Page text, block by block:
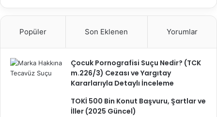
Popüler Son Eklenen Yorumlar
Çocuk Pornografisi Suçu Nedir? (TCK
m.226/3) Cezası ve Yargıtay
Kararlarıyla Detaylı İnceleme
TOKİ 500 Bin Konut Başvuru, Şartlar ve
İller (2025 Güncel)